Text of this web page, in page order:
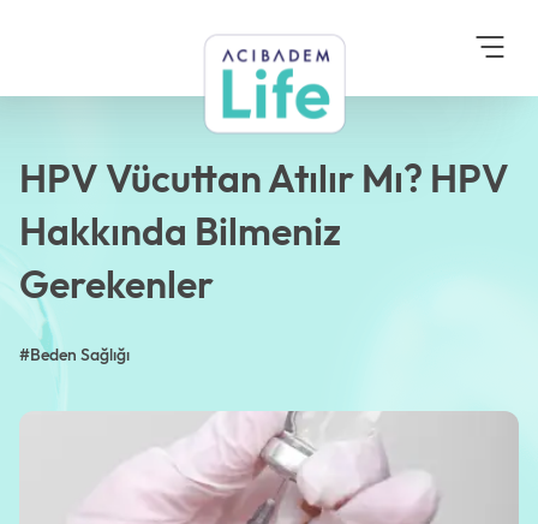
Beden Sağlığı
HPV Hakkında Bilmeniz
Gerekenler
HPV Vücuttan Atılır Mı? HPV
Hakkında Bilmeniz
Gerekenler
#Beden Sağlığı